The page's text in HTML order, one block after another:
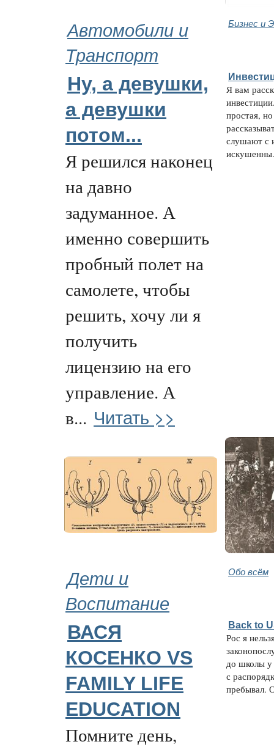
Автомобили и
Транспорт
Бизнес и
Ну, а девушки,
а девушки
потом...
Я решился наконец
на давно
задуманное. А
именно совершить
пробный полет на
самолете, чтобы
решить, хочу ли я
получить
лицензию на его
управление. А
в... Читать >>
Я вам
простая,
слушают с
Дети и
Воспитание
Обо всём
ВАСЯ
КОСЕНКО VS
FAMILY LIFE
EDUCATION
Помните день,
Back to
Рос я
до школы у
с
пребывал.